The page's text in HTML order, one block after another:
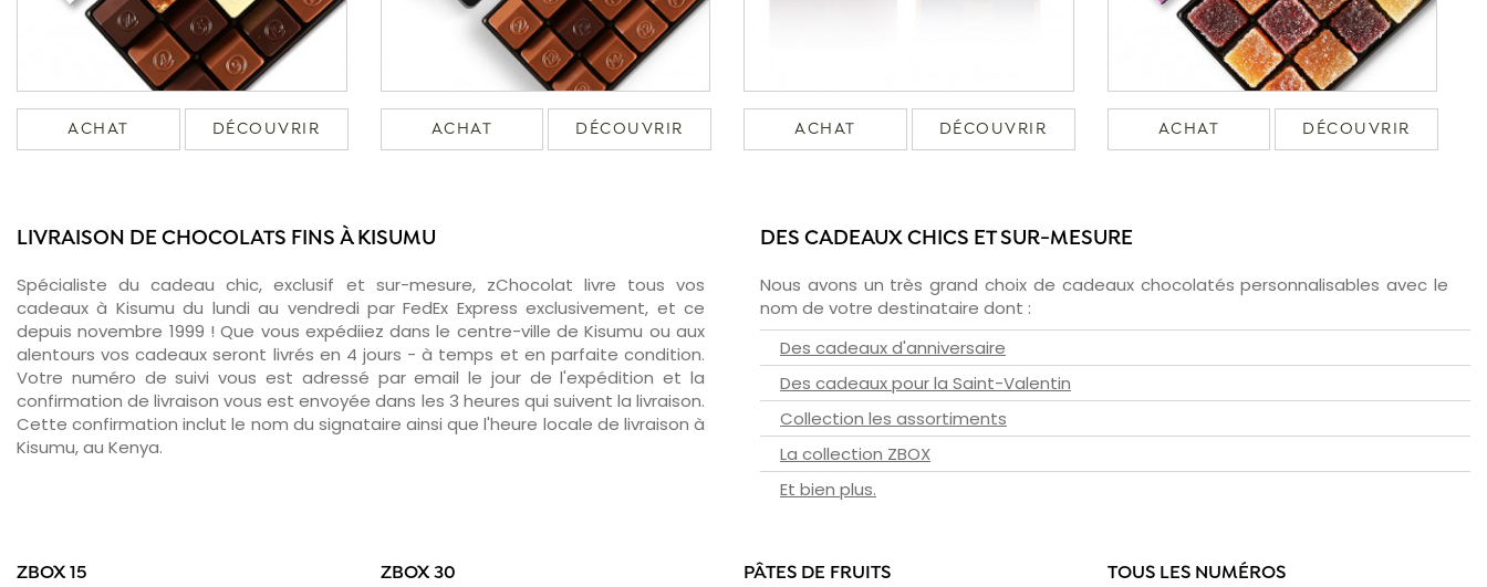
ACHAT DÉCOUVRIR ACHAT DÉCOUVRIR ACHAT DÉCOUVRIR ACHAT DÉCOUVRIR
LIVRAISON DE CHOCOLATS FINS À KISUMU
Spécialiste du cadeau chic, exclusif et sur-mesure, zChocolat livre tous vos
cadeaux à Kisumu du lundi au vendredi par FedEx Express exclusivement, et ce
depuis novembre 1999 ! Que vous expédiiez dans le centre-ville de Kisumu ou aux
alentours vos cadeaux seront livrés en 4 jours - à temps et en parfaite condition.
Votre numéro de suivi vous est adressé par email le jour de l'expédition et la
confirmation de livraison vous est envoyée dans les 3 heures qui suivent la livraison.
Cette confirmation inclut le nom du signataire ainsi que l'heure locale de livraison à
Kisumu, au Kenya.
DES CADEAUX CHICS ET SUR-MESURE
Nous avons un très grand choix de cadeaux chocolatés personnalisables avec le
nom de votre destinataire dont :
Des cadeaux d'anniversaire
Des cadeaux pour la Saint-Valentin
Collection les assortiments
La collection ZBOX
Et bien plus.
ZBOX 15
ZBOX 30
PÂTES DE FRUITS
TOUS LES NUMÉROS